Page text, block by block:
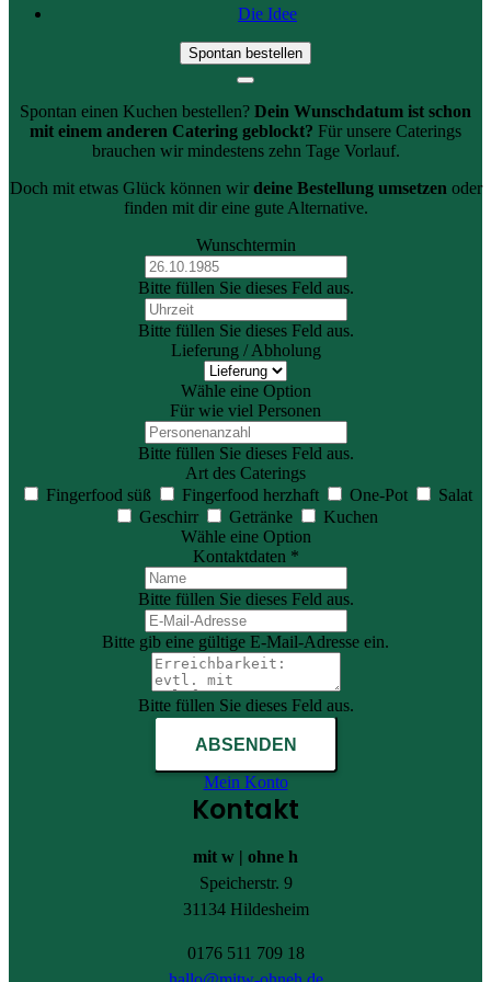
Die Idee
Spontan bestellen
Spontan einen Kuchen bestellen? Dein Wunschdatum ist schon
mit einem anderen Catering geblockt? Für unsere Caterings
brauchen wir mindestens zehn Tage Vorlauf.
Doch mit etwas Glück können wirdeine Bestellung umsetzen oder
finden mit dir eine gute Alternative.
Wunschtermin
Bitte füllen Sie dieses Feld aus.
Bitte füllen Sie dieses Feld aus.
Lieferung / Abholung
Wähle eine Option
Für wie viel Personen
Bitte füllen Sie dieses Feld aus.
Art des Caterings
Fingerfood süß
Fingerfood herzhaft One-Pot
Salat
Geschirr
Getränke
Kuchen
Wähle eine Option
Kontaktdaten *
Bitte füllen Sie dieses Feld aus.
Bitte gib eine gültige E-Mail-Adresse ein.
Bitte füllen Sie dieses Feld aus.
ABSENDEN
Mein Konto
Kontakt
mit w | ohne h
Speicherstr. 9
31134 Hildesheim
0176 511 709 18